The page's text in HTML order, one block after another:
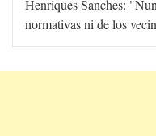
Henriques Sanches:
normativas ni de los